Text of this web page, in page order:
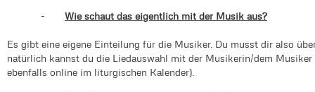
- Wie schaut das eigentlich mit der Musik aus?
Es gibt eine eigene Einteilung für die Musiker. Du musst dir also
natürlich kannst du die Liedauswahl mit der Musikerin/dem Musiker
ebenfalls online im liturgischen Kalender).